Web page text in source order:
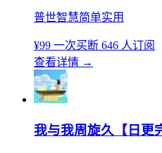
普世智慧简单实用
¥99 一次买断 646 人订阅
查看详情 →
我与我周旋久【日更